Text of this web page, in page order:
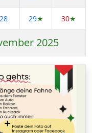
28 29★ 30★
2025